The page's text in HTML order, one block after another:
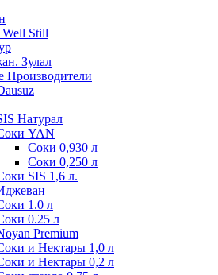
Well Still
Зулал
Производители
Натурал
YAN
Соки 0,930 л
Соки 0,250 л
SIS 1,6 л.
1.0 л
0.25 л
Premium
и Нектары 1,0 л
и Нектары 0,2 л